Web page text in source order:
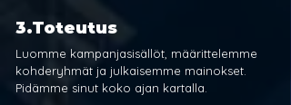
3.Toteutus
Luomme kampanjasisällöt, määrittelemme
kohderyhmät ja julkaisemme mainokset.
Pidämme sinut koko ajan kartalla.